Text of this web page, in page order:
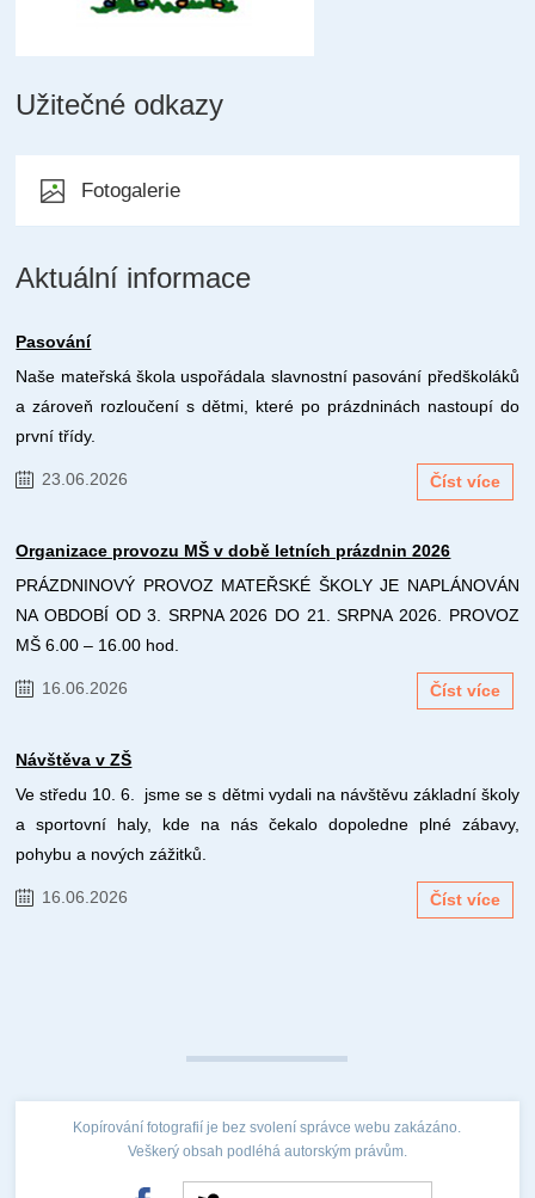
Užitečné odkazy
Fotogalerie
Aktuální informace
Pasování
Naše mateřská škola uspořádala slavnostní pasování předškoláků
a zároveň rozloučení s dětmi, které po prázdninách nastoupí do
první třídy.
23.06.2026 Číst více
Organizace provozu MŠ v době letních prázdnin 2026
PRÁZDNINOVÝ PROVOZ MATEŘSKÉ ŠKOLY JE NAPLÁNOVÁN
NA OBDOBÍ OD 3. SRPNA 2026 DO 21. SRPNA 2026. PROVOZ
MŠ 6.00 – 16.00 hod.
16.06.2026 Číst více
Návštěva v ZŠ
Ve středu 10. 6. jsme se s dětmi vydali na návštěvu základní školy
a sportovní haly, kde na nás čekalo dopoledne plné zábavy,
pohybu a nových zážitků.
16.06.2026 Číst více
Kopírování fotografií je bez svolení správce webu zakázáno.
Veškerý obsah podléhá autorským právům.